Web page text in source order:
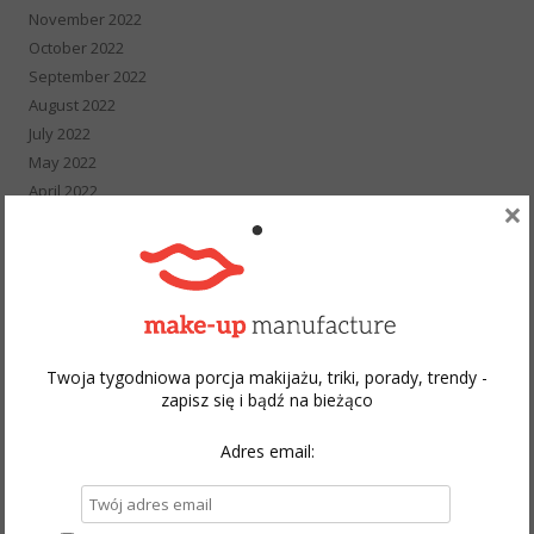
November 2022
October 2022
September 2022
August 2022
July 2022
May 2022
April 2022
September 2021
May 2021
Twoja tygodniowa porcja makijażu, triki, porady, trendy -
zapisz się i bądź na bieżąco
Adres email:
×